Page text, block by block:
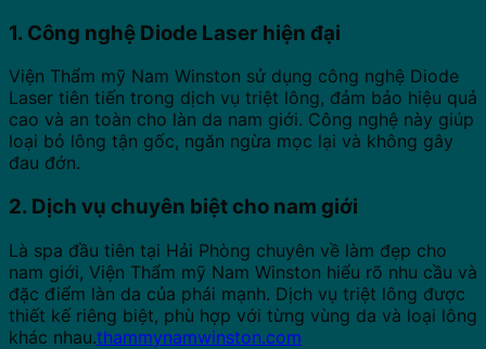
1. Công nghệ Diode Laser hiện đại
Viện Thẩm mỹ Nam Winston sử dụng công nghệ Diode
Laser tiên tiến trong dịch vụ triệt lông, đảm bảo hiệu quả
cao và an toàn cho làn da nam giới. Công nghệ này giúp
loại bỏ lông tận gốc, ngăn ngừa mọc lại và không gây
đau đớn.
2. Dịch vụ chuyên biệt cho nam giới
Là spa đầu tiên tại Hải Phòng chuyên về làm đẹp cho
nam giới, Viện Thẩm mỹ Nam Winston hiểu rõ nhu cầu và
đặc điểm làn da của phái mạnh. Dịch vụ triệt lông được
thiết kế riêng biệt, phù hợp với từng vùng da và loại lông
khác nhau.thammynamwinston.com